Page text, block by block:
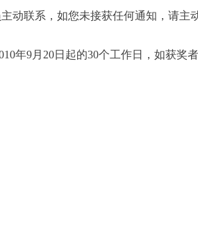
动联系，如您未接获任何通知，请主
年9月 20日起的30个工作日，如获奖